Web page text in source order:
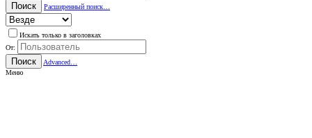
Поиск Расширенный поиск…
Искать только в заголовках
От:
Поиск
Advanced…
Меню